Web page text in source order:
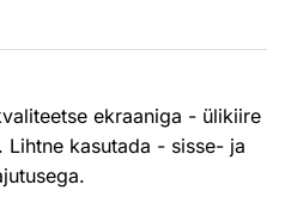
ekraaniga - ülikiire
kasutada - sisse- ja